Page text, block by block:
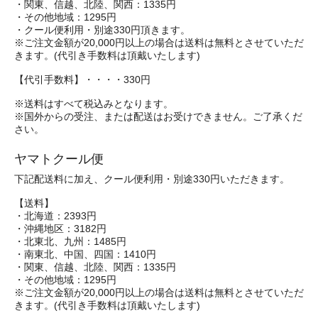
・関東、信越、北陸、関西：1335円
・その他地域：1295円
・クール便利用・別途330円頂きます。
※ご注文金額が20,000円以上の場合は送料は無料とさせていただ
きます。(代引き手数料は頂戴いたします)
【代引手数料】・・・・330円
※送料はすべて税込みとなります。
※国外からの受注、または配送はお受けできません。ご了承くだ
さい。
ヤマトクール便
下記配送料に加え、クール便利用・別途330円いただきます。
【送料】
・北海道：2393円
・沖縄地区：3182円
・北東北、九州：1485円
・南東北、中国、四国：1410円
・関東、信越、北陸、関西：1335円
・その他地域：1295円
※ご注文金額が20,000円以上の場合は送料は無料とさせていただ
きます。(代引き手数料は頂戴いたします)